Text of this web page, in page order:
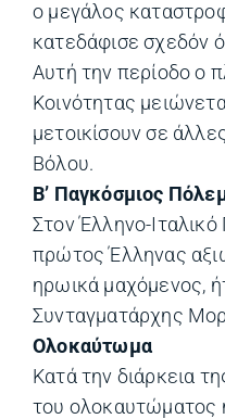
ο μεγάλος
κατεδάφισε σχεδόν
Αυτή την περίοδο ο
Κοινότητας
μετοικίσουν σε
Βόλου.
Β’ Παγκόσμιος
Στον Έλληνο-
πρώτος Έλληνας
ηρωικά μαχόμενος,
Συνταγματάρχης
Ολοκαύτωμα
Κατά την διάρκεια
του ολοκαυτώματος